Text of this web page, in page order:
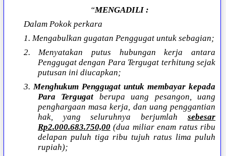
“MENGADILI :
Dalam Pokok perkara
1. Mengabulkan gugatan Penggugat untuk sebagian;
2. Menyatakan putus hubungan kerja antara
Penggugat dengan Para Tergugat terhitung sejak
putusan ini diucapkan;
3.Menghukum Penggugat untuk membayar kepada
Para Tergugat berupa uang pesangon, uang
penghargaan masa kerja, dan uang penggantian
hak, yang seluruhnya berjumlah sebesar
Rp2.000.683.750,00(dua miliar enam ratus ribu
delapan puluh tiga ribu tujuh ratus lima puluh
rupiah);